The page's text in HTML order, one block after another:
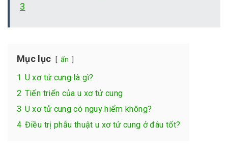
3
Mục lục ẩn
1 U xơ tử cung là gì?
2 Tiến triển của u xơ tử cung
3 U xơ tử cung có nguy hiểm không?
4 Điều trị phẫu thuật u xơ tử cung ở đâu tốt?